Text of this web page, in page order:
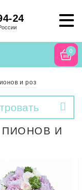
24
0
и роз
ПИОНОВ И